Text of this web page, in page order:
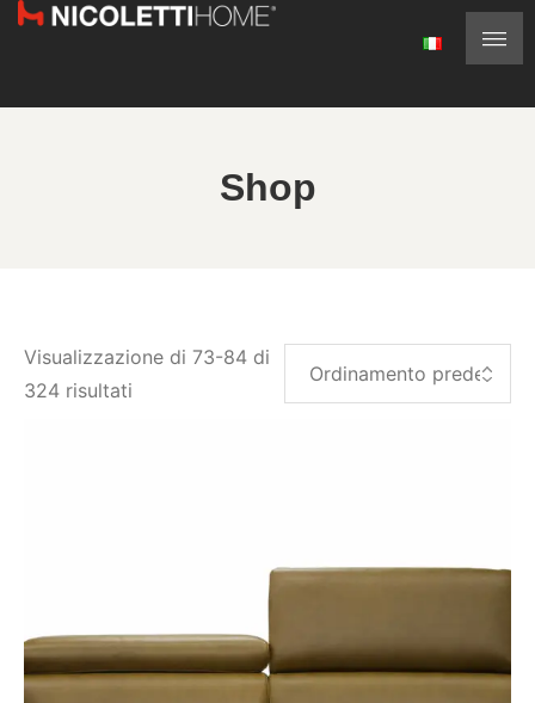
Shop
Visualizzazione di 73-84 di
324 risultati